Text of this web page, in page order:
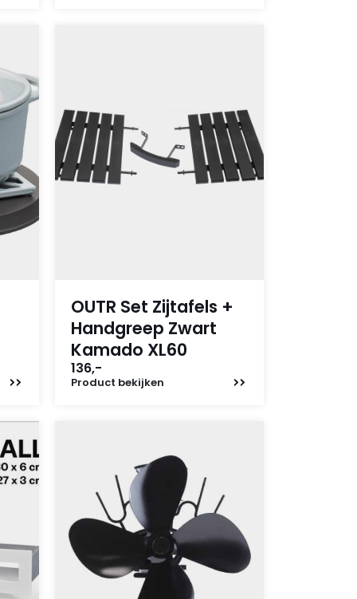
OUTR Set Zijtafels +
Handgreep Zwart
Kamado XL60
136,-
Product bekijken